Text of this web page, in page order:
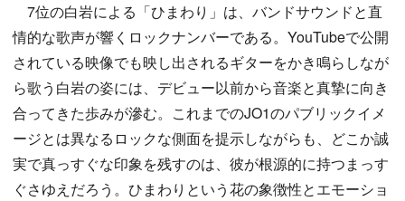
7位の白岩による「ひまわり」は、バンドサウンドと直
情的な歌声が響くロックナンバーである。YouTubeで公開
されている映像でも映し出されるギターをかき鳴らしなが
ら歌う白岩の姿には、デビュー以前から音楽と真摯に向き
合ってきた歩みが滲む。これまでのJO1のパブリックイメ
ージとは異なるロックな側面を提示しながらも、どこか誠
実で真っすぐな印象を残すのは、彼が根源的に持つまっす
ぐさゆえだろう。ひまわりという花の象徴性とエモーショ